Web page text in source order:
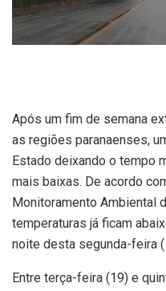
Após um fim de semana
as regiões paranaenses,
Estado deixando o tempo
mais baixas. De acordo
Monitoramento Ambiental
temperaturas já ficam
noite desta segunda-feira
Entre terça-feira (19) e